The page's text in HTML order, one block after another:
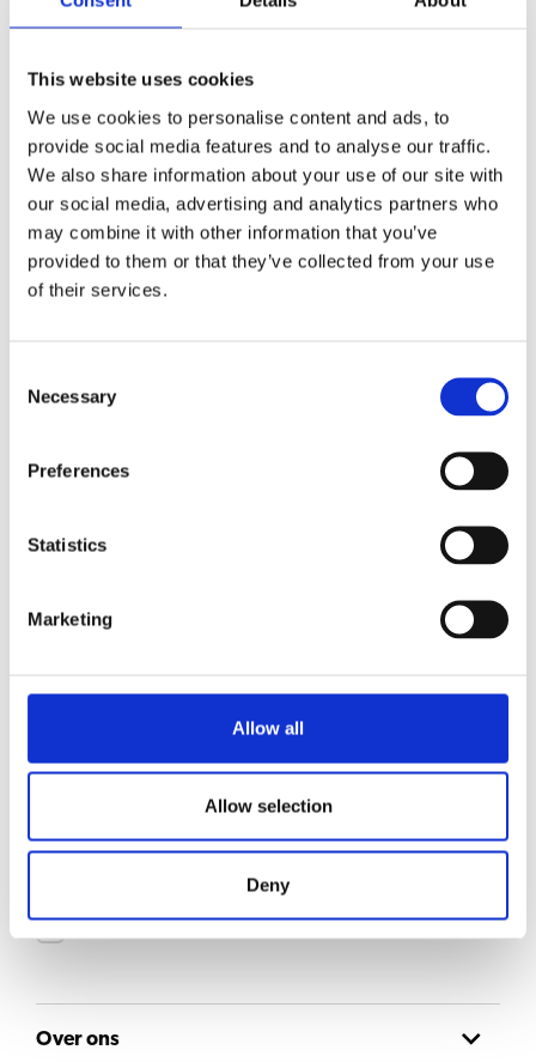
This website uses cookies
We use cookies to personalise content and ads, to
provide social media features and to analyse our traffic.
We also share information about your use of our site with
our social media, advertising and analytics partners who
may combine it with other information that you’ve
provided to them or that they’ve collected from your use
of their services.
Selection
Necessary
Preferences
Statistics
Marketing
Allow all
Allow selection
Deny
Ventilatorkap
Deze ventilatorkap past op alle instant ingrediÃ«nt
ventilatoren van Bravilor Bonamat. Dankzij de kap kunt u de
Bekijk product
Bekijk product
E-mail
Over ons